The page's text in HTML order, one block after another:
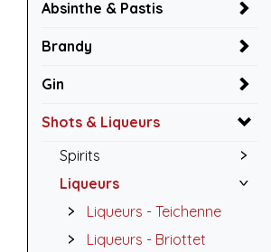
Absinthe & Pastis
Brandy
Gin
Shots & Liqueurs
Spirits
Liqueurs
Liqueurs - Teichenne
Liqueurs - Briottet